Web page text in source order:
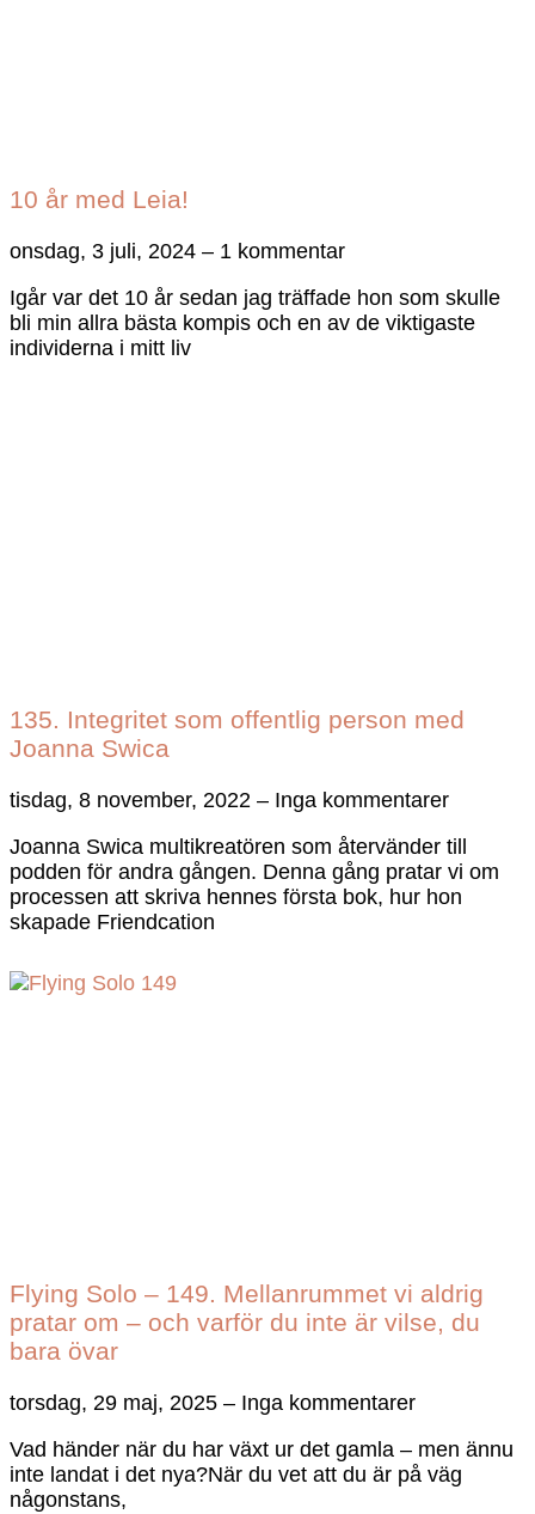
10 år med Leia!
onsdag, 3 juli, 2024
1 kommentar
Igår var det 10 år sedan jag träffade hon som skulle
bli min allra bästa kompis och en av de viktigaste
individerna i mitt liv
135. Integritet som offentlig person med
Joanna Swica
tisdag, 8 november, 2022
Inga kommentarer
Joanna Swica multikreatören som återvänder till
podden för andra gången. Denna gång pratar vi om
processen att skriva hennes första bok, hur hon
skapade Friendcation
Flying Solo – 149. Mellanrummet vi aldrig
pratar om – och varför du inte är vilse, du
bara övar
torsdag, 29 maj, 2025
Inga kommentarer
Vad händer när du har växt ur det gamla – men ännu
inte landat i det nya?När du vet att du är på väg
någonstans,